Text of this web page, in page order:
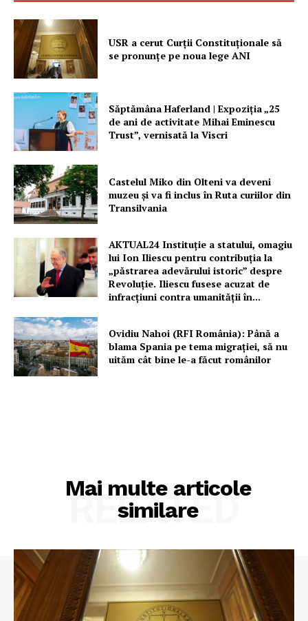
PRESShub
Despre noi / Echipa
Proiecte editoriale
Rețea
Contact
USR a cerut Curții Constituționale să
se pronunțe pe noua lege ANI
Săptămâna Haferland | Expoziţia „25
de ani de activitate Mihai Eminescu
Trust”, vernisată la Viscri
Castelul Miko din Olteni va deveni
muzeu şi va fi inclus în Ruta curiilor din
Transilvania
AKTUAL24 Instituție a statului, omagiu
lui Ion Iliescu pentru contribuția la
„păstrarea adevărului istoric” despre
Revoluție. Iliescu fusese acuzat de
infracțiuni contra umanității în...
Ovidiu Nahoi (RFI România): Până a
blama Spania pe tema migrației, să nu
uităm cât bine le-a făcut românilor
Mai multe articole
similare
RELATED